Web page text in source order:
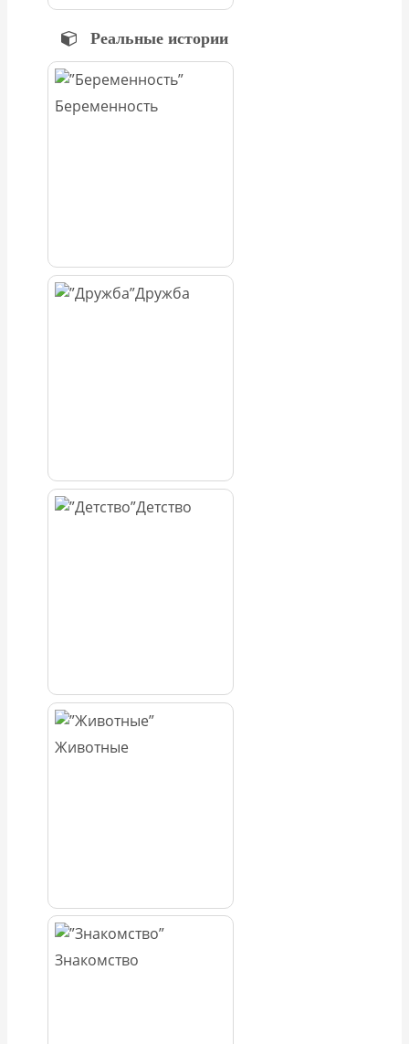
Реальные истории
Беременность
Дружба
Детство
Животные
Знакомство